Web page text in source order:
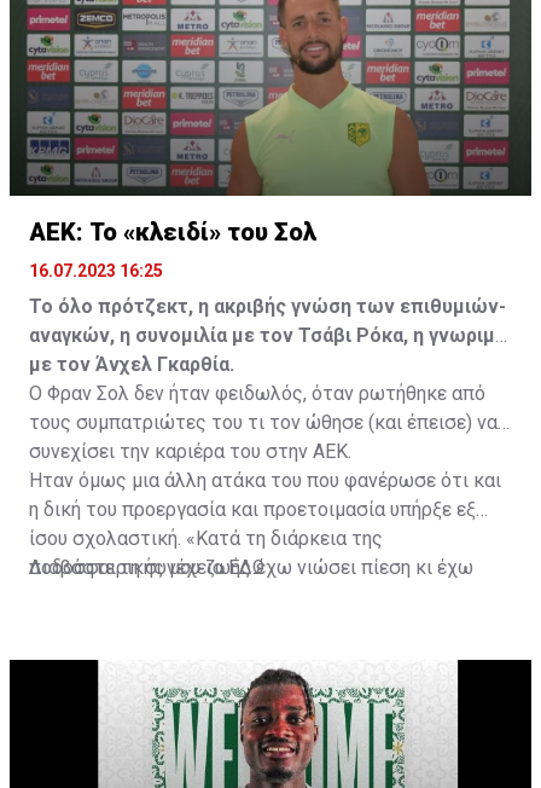
ελεύθερα σε οποιαδήποτε νέα ομάδα το τρέχον
καλοκαίρι.
ΑΕΚ: Το «κλειδί» του Σολ
16.07.2023 16:25
Το όλο πρότζεκτ, η ακριβής γνώση των επιθυμιών-
αναγκών, η συνομιλία με τον Τσάβι Ρόκα, η γνωριμία
με τον Άνχελ Γκαρθία.
Ο Φραν Σολ δεν ήταν φειδωλός, όταν ρωτήθηκε από
τους συμπατριώτες του τι τον ώθησε (και έπεισε) να
συνεχίσει την καριέρα του στην ΑΕΚ.
Ήταν όμως μια άλλη ατάκα του που φανέρωσε ότι και
η δική του προεργασία και προετοιμασία υπήρξε εξ
ίσου σχολαστική. «Κατά τη διάρκεια της
ποδοσφαιρικής μου ζωής έχω νιώσει πίεση κι έχω
31χρονος άσος.
Διαβάστε τη συνέχειαΕΔΩ